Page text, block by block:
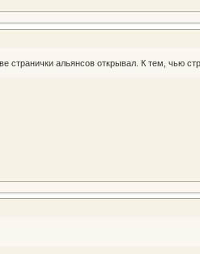
странички альянсов открывал. К тем, чью